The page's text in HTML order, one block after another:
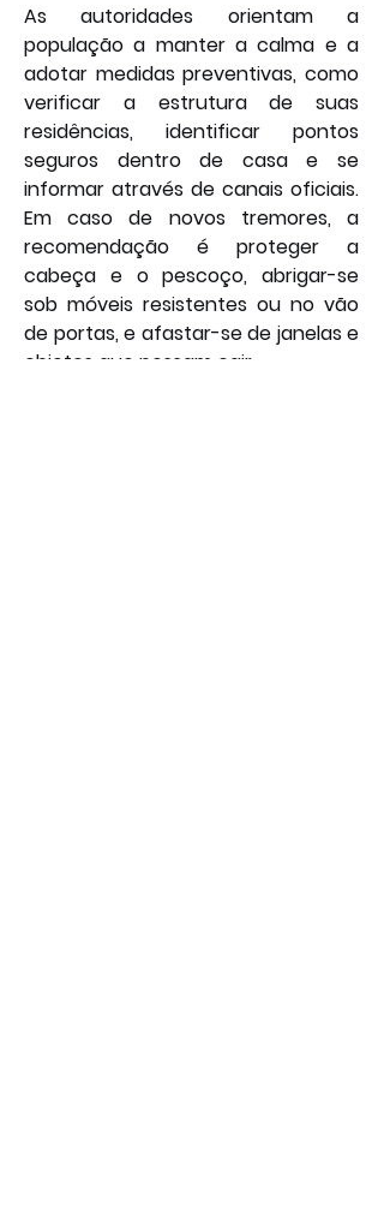
As autoridades orientam a
população a manter a calma e a
adotar medidas preventivas, como
verificar a estrutura de suas
residências, identificar pontos
seguros dentro de casa e se
informar através de canais oficiais.
Em caso de novos tremores, a
recomendação é proteger a
cabeça e o pescoço, abrigar-se
sob móveis resistentes ou no vão
de portas, e afastar-se de janelas e
objetos que possam cair.